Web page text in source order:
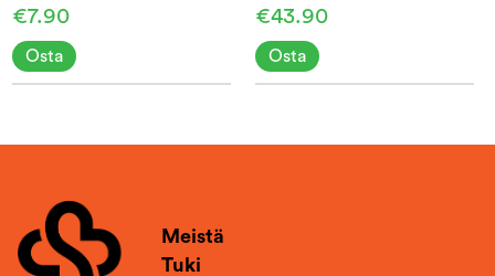
€7.90
Osta
€43.90
Osta
Meistä
Tuki